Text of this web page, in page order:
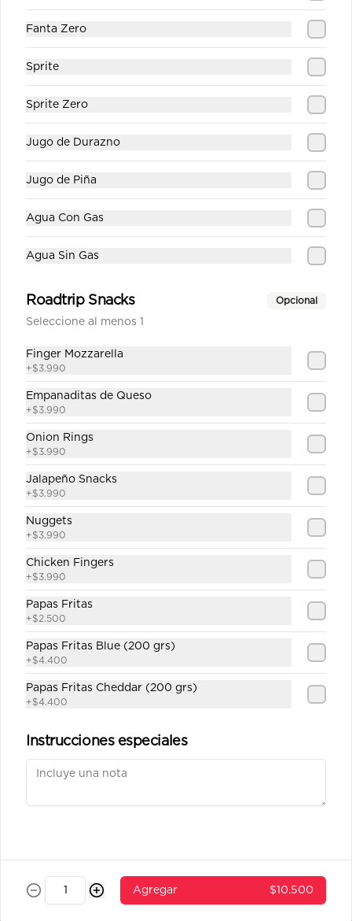
Jugo Piña
Conócenos
Despacho
Política de privacidad
Redes sociales
Instagram
Iniciar sesión
Fanta Zero
Sprite
Sprite Zero
Jugo de Durazno
Jugo de Piña
Agua Con Gas
Agua Sin Gas
Roadtrip Snacks Opcional
Seleccione al menos 1
Finger Mozzarella
+$3.990
Empanaditas de Queso
+$3.990
Onion Rings
+$3.990
Jalapeño Snacks
+$3.990
Nuggets
+$3.990
Chicken Fingers
+$3.990
Papas Fritas
+$2.500
Papas Fritas Blue (200 grs)
+$4.400
Papas Fritas Cheddar (200 grs)
+$4.400
Instrucciones especiales
Agregar $10.500